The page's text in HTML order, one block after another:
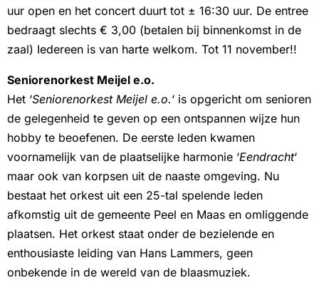
uur open en het concert duurt tot ± 16:30 uur. De entree
bedraagt slechts € 3,00 (betalen bij binnenkomst in de
zaal) Iedereen is van harte welkom. Tot 11 november!!
Seniorenorkest Meijel e.o.
Het ‘Seniorenorkest Meijel e.o.‘ is opgericht om senioren
de gelegenheid te geven op een ontspannen wijze hun
hobby te beoefenen. De eerste leden kwamen
voornamelijk van de plaatselijke harmonie ‘Eendracht‘
maar ook van korpsen uit de naaste omgeving. Nu
bestaat het orkest uit een 25-tal spelende leden
afkomstig uit de gemeente Peel en Maas en omliggende
plaatsen. Het orkest staat onder de bezielende en
enthousiaste leiding van Hans Lammers, geen
onbekende in de wereld van de blaasmuziek.